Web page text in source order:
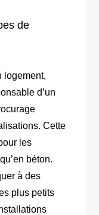
de
logement,
d’un
Cette
les
béton.
à des
plus petits